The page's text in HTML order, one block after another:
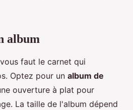
album
faut le carnet qui
Optez pour un album de
ouverture à plat pour
La taille de l'album dépend